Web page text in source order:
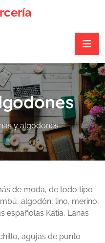
y algodones
de moda, de todo tipo
algodón, lino, merino,
españolas Katia, Lanas
agujas de punto